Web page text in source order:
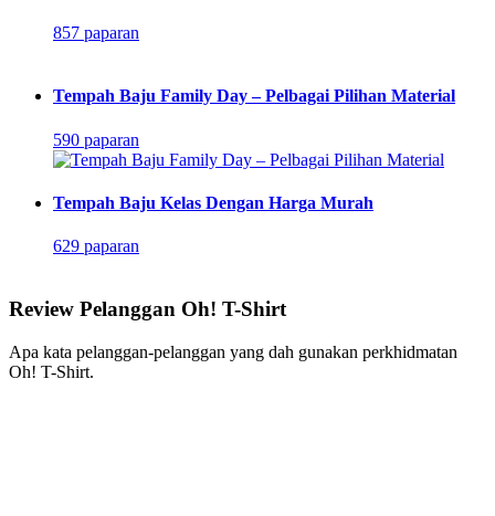
857 paparan
Tempah Baju Family Day – Pelbagai Pilihan Material
590 paparan
Tempah Baju Kelas Dengan Harga Murah
629 paparan
Review Pelanggan Oh! T-Shirt
Apa kata pelanggan-pelanggan yang dah gunakan perkhidmatan
Oh! T-Shirt.